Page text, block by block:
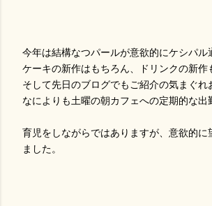
今年は結構なつパールが意欲的にケシパル
ケーキの新作はもちろん、ドリンクの新作
そして先日のブログでもご紹介の気まぐれ
なによりも土曜の朝カフェへの定期的な出
育児をしながらではありますが、意欲的に
ました。